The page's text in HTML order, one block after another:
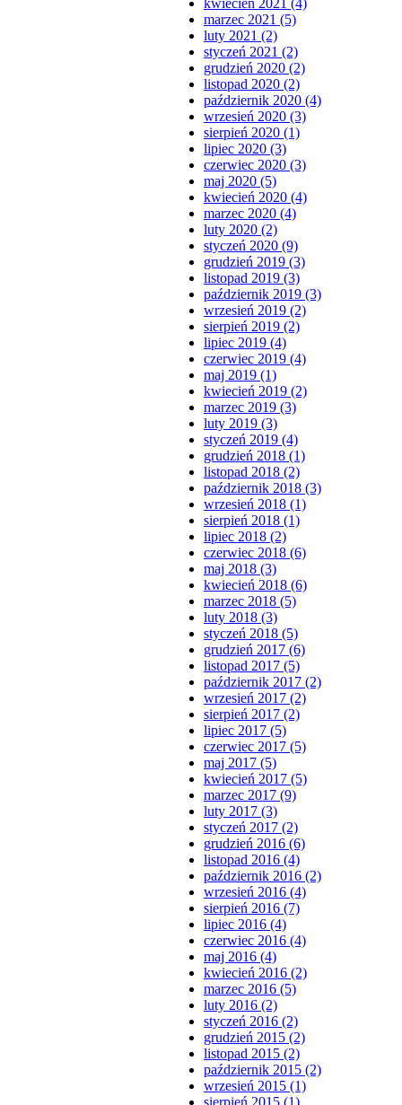
kwiecień 2021 (4)
marzec 2021 (5)
luty 2021 (2)
styczeń 2021 (2)
grudzień 2020 (2)
listopad 2020 (2)
październik 2020 (4)
wrzesień 2020 (3)
sierpień 2020 (1)
lipiec 2020 (3)
czerwiec 2020 (3)
maj 2020 (5)
kwiecień 2020 (4)
marzec 2020 (4)
luty 2020 (2)
styczeń 2020 (9)
grudzień 2019 (3)
listopad 2019 (3)
październik 2019 (3)
wrzesień 2019 (2)
sierpień 2019 (2)
lipiec 2019 (4)
czerwiec 2019 (4)
maj 2019 (1)
kwiecień 2019 (2)
marzec 2019 (3)
luty 2019 (3)
styczeń 2019 (4)
grudzień 2018 (1)
listopad 2018 (2)
październik 2018 (3)
wrzesień 2018 (1)
sierpień 2018 (1)
lipiec 2018 (2)
czerwiec 2018 (6)
maj 2018 (3)
kwiecień 2018 (6)
marzec 2018 (5)
luty 2018 (3)
styczeń 2018 (5)
grudzień 2017 (6)
listopad 2017 (5)
październik 2017 (2)
wrzesień 2017 (2)
sierpień 2017 (2)
lipiec 2017 (5)
czerwiec 2017 (5)
maj 2017 (5)
kwiecień 2017 (5)
marzec 2017 (9)
luty 2017 (3)
styczeń 2017 (2)
grudzień 2016 (6)
listopad 2016 (4)
październik 2016 (2)
wrzesień 2016 (4)
sierpień 2016 (7)
lipiec 2016 (4)
czerwiec 2016 (4)
maj 2016 (4)
kwiecień 2016 (2)
marzec 2016 (5)
luty 2016 (2)
styczeń 2016 (2)
grudzień 2015 (2)
listopad 2015 (2)
październik 2015 (2)
wrzesień 2015 (1)